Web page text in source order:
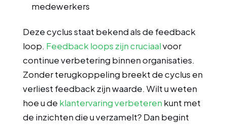
medewerkers
Deze cyclus staat bekend als de feedback
loop. Feedback loops zijn cruciaalvoor
continue verbetering binnen organisaties.
Zonder terugkoppeling breekt de cyclus en
verliest feedback zijn waarde. Wilt u weten
hoe u de klantervaring verbeteren kunt met
de inzichten die u verzamelt? Dan begint